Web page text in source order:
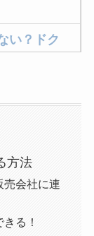
い？ドク
チナムの
ぎた場合
約方法ま
方法
売会社に連
る！